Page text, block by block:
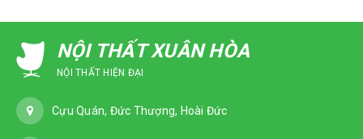
NỘI THẤT XUÂN HÒA
NỘI THẤT HIỆN ĐẠI
Cựu Quán, Đức Thượng, Hoài Đức